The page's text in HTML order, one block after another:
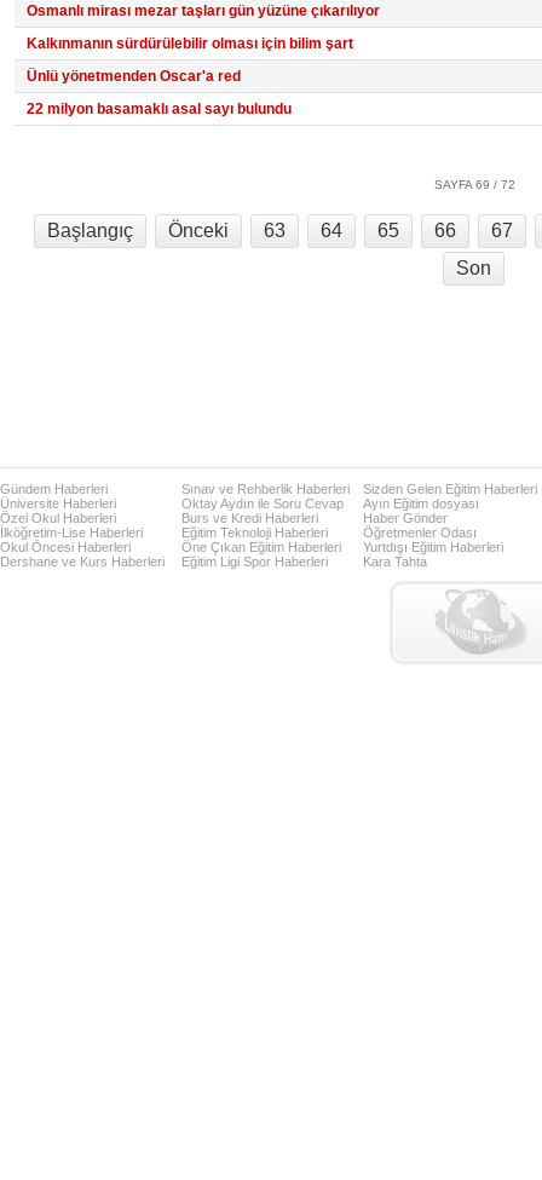
Osmanlı mirası mezar taşları gün yüzüne çıkarılıyor
Kalkınmanın sürdürülebilir olması için bilim şart
Ünlü yönetmenden Oscar'a red
22 milyon basamaklı asal sayı bulundu
SAYFA 69 / 72
Başlangıç Önceki 63 64 65 66
67
Son
Gündem Haberleri
Üniversite Haberleri
Özel Okul Haberleri
İlköğretim-Lise Haberleri
Okul Öncesi Haberleri
Dershane ve Kurs Haberleri
Sınav ve Rehberlik Haberleri
Oktay Aydın ile Soru Cevap
Burs ve Kredi Haberleri
Eğitim Teknoloji Haberleri
Öne Çıkan Eğitim Haberleri
Eğitim Ligi Spor Haberleri
Sizden Gelen Eğitim Haberleri
Ayın Eğitim dosyası
Haber Gönder
Öğretmenler Odası
Yurtdışı Eğitim Haberleri
Kara Tahta